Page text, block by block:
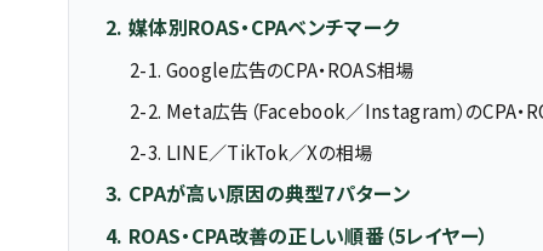
2. 媒体別ROAS・CPAベンチマーク
2-1. Google広告のCPA・ROAS相場
2-2. Meta広告（Facebook／Instagram）のCPA・
2-3. LINE／TikTok／Xの相場
3. CPAが高い原因の典型7パターン
4. ROAS・CPA改善の正しい順番（5レイヤー）